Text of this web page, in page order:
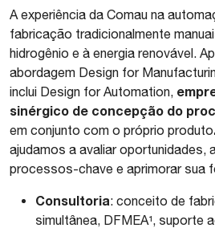
A experiência da Comau na
fabricação tradicionalmente
hidrogênio e à energia renovável.
abordagem Design for
inclui Design for Automation,
sinérgico de concepção do
em conjunto com o próprio produto
ajudamos a avaliar oportunidades,
processos-chave e aprimorar sua
Consultoria: conceito de
simultânea, DFMEA¹, suporte